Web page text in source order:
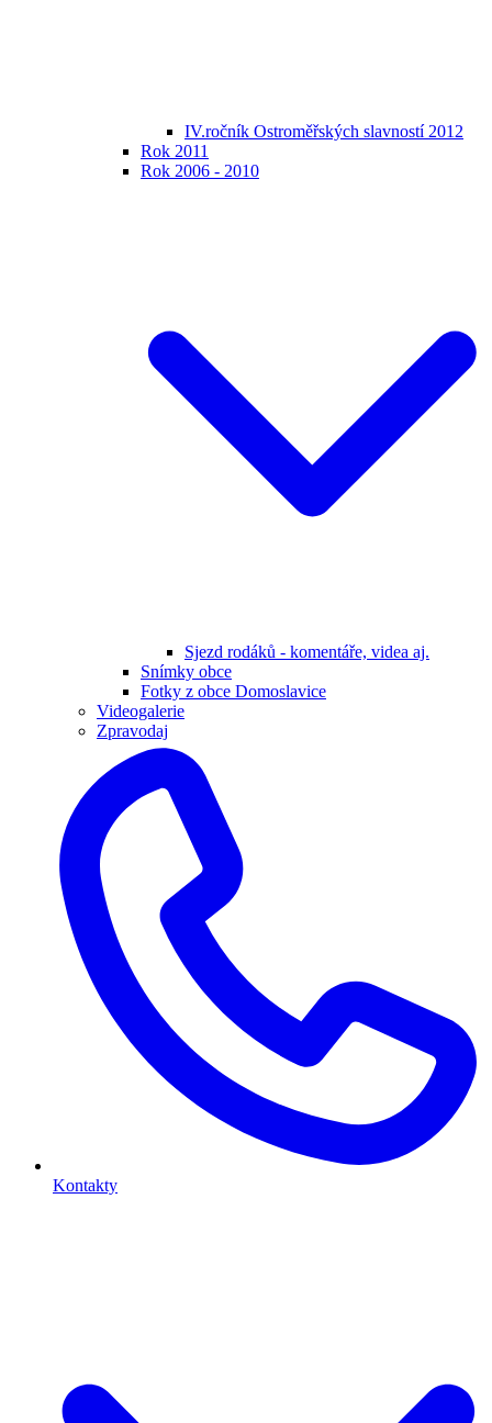
IV.ročník Ostroměřských slavností 2012
Rok 2011
Rok 2006 - 2010
Sjezd rodáků - komentáře, videa aj.
Snímky obce
Fotky z obce Domoslavice
Videogalerie
Zpravodaj
Kontakty